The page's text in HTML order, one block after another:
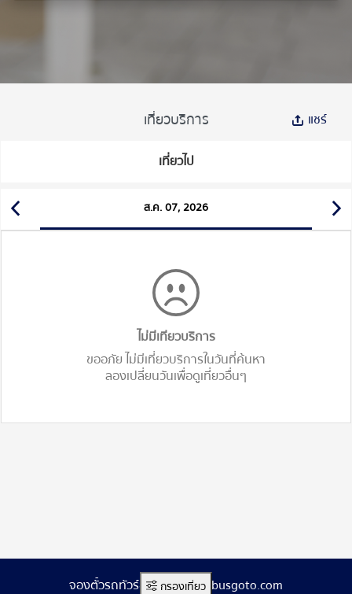
เที่ยวบริการ แชร์
เที่ยวไป
ส.ค. 07, 2026
ไม่มีเทียวบริการ
ขออภัย ไม่มีเที่ยวบริการในวันที่ค้นหา
ลองเปลี่ยนวันเพื่อดูเที่ยวอื่นๆ
กรองเที่ยว
จองตั๋วรถทัวร์ออนไลน์ www.busgoto.com